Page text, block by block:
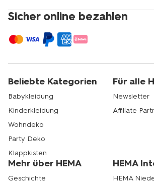
Sicher online bezahlen
Beliebte Kategorien
Babykleidung
Kinderkleidung
Wohndeko
Party Deko
Klappkisten
Für alle
Newsletter
Affiliate
Mehr über HEMA
Geschichte
HEMA
HEMA